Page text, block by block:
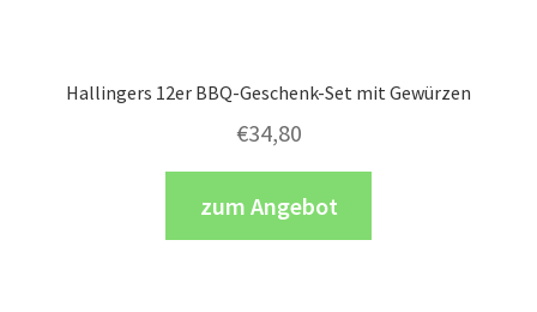
Hallingers 12er BBQ-Geschenk-Set mit Gewürzen
€34,80
zum Angebot